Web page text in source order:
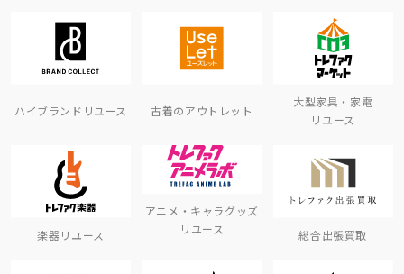
ハイブランドリユース 古着のアウトレット
大型家具・家電
リユース
楽器リユース
アニメ・キャラグッズ
リユース
総合出張買取